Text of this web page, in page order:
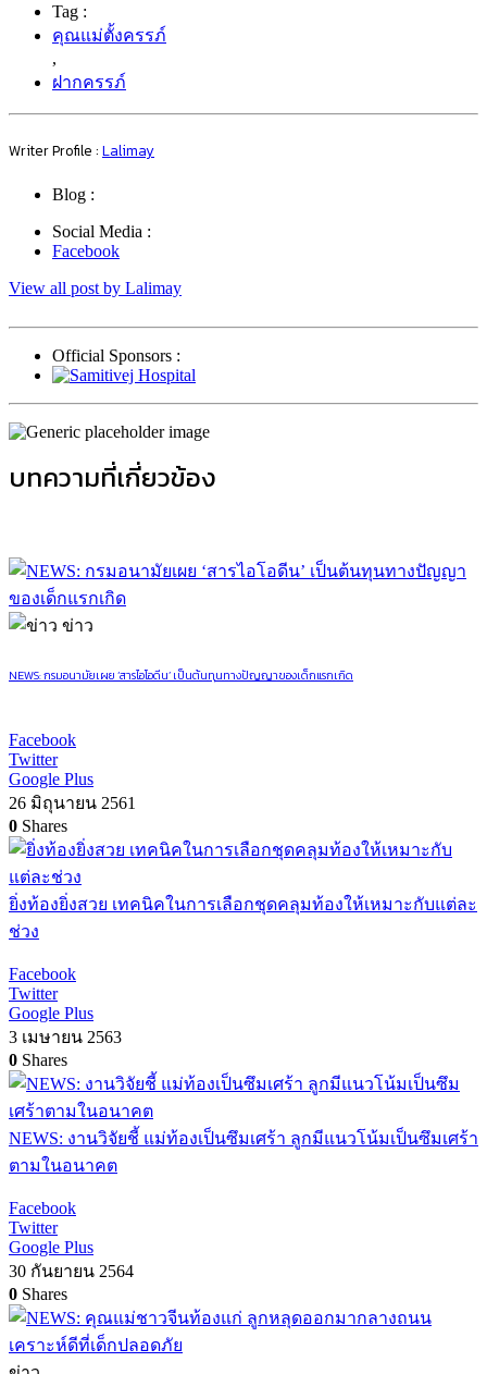
Tag :
คุณแม่ตั้งครรภ์
,
ฝากครรภ์
Writer Profile : Lalimay
Blog :
Social Media :
Facebook
View all post by Lalimay
Official Sponsors :
บทความที่เกี่ยวข้อง
ข่าว
NEWS: กรมอนามัยเผย ‘สารไอโอดีน’ เป็นต้นทุนทางปัญญาของเด็กแรกเกิด
Facebook
Twitter
Google Plus
26 มิถุนายน 2561
0 Shares
ยิ่งท้องยิ่งสวย เทคนิคในการเลือกชุดคลุมท้องให้เหมาะกับแต่ละ
ช่วง
Facebook
Twitter
Google Plus
3 เมษายน 2563
0 Shares
NEWS: งานวิจัยชี้ แม่ท้องเป็นซึมเศร้า ลูกมีแนวโน้มเป็นซึมเศร้า
ตามในอนาคต
Facebook
Twitter
Google Plus
30 กันยายน 2564
0 Shares